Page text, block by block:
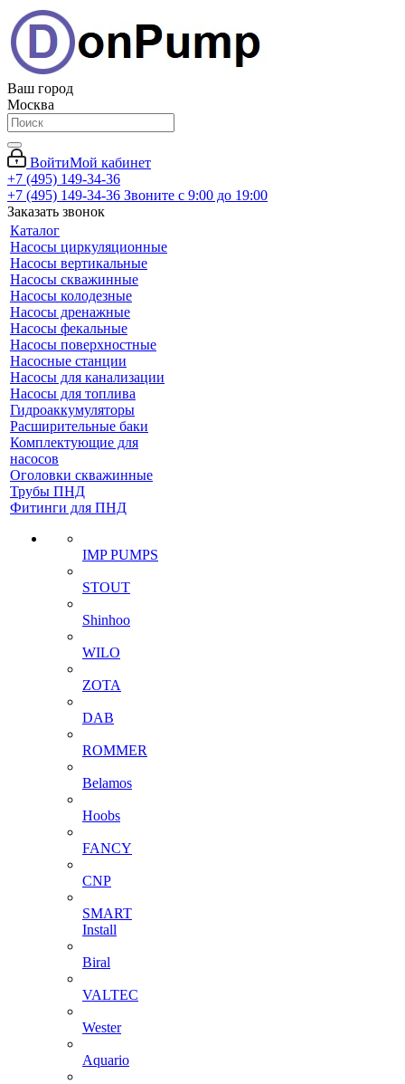
Ваш город
Москва
ВойтиМой кабинет
+7 (495) 149-34-36
+7 (495) 149-34-36 Звоните с 9:00 до 19:00
Заказать звонок
Каталог
Насосы циркуляционные
Насосы вертикальные
Насосы скважинные
Насосы колодезные
Насосы дренажные
Насосы фекальные
Насосы поверхностные
Насосные станции
Насосы для канализации
Насосы для топлива
Гидроаккумуляторы
Расширительные баки
Комплектующие для
насосов
Оголовки скважинные
Трубы ПНД
Фитинги для ПНД
IMP PUMPS
STOUT
Shinhoo
WILO
ZOTA
DAB
ROMMER
Belamos
Hoobs
FANCY
CNP
SMART
Install
Biral
VALTEC
Wester
Aquario